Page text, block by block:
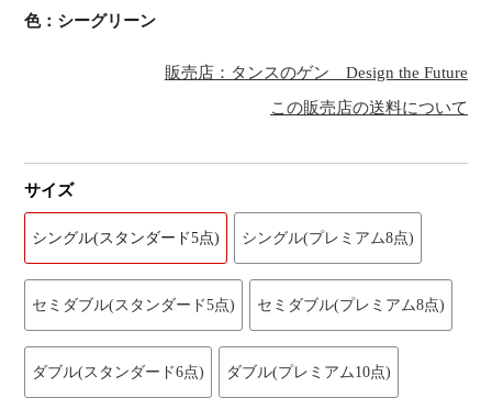
色：シーグリーン
販売店：タンスのゲン Design the Future
この販売店の送料について
サイズ
シングル(スタンダード5点) シングル(プレミアム8点)
セミダブル(スタンダード5点) セミダブル(プレミアム8点)
ダブル(スタンダード6点) ダブル(プレミアム10点)